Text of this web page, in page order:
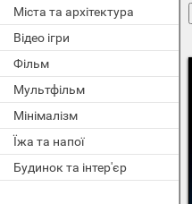
Міста та архітектура
Відео ігри
Фільм
Мультфільм
Мінімалізм
Їжа та напої
Будинок та інтер'єр